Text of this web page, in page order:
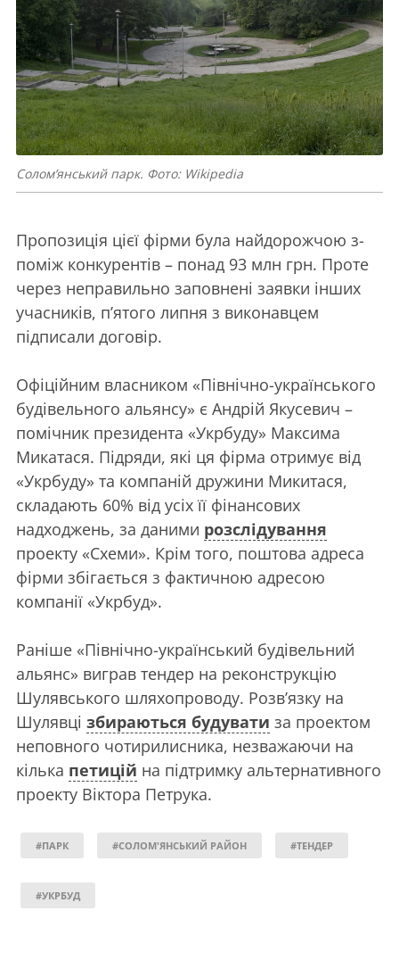
Солом’янський парк. Фото: Wikipedia
Пропозиція цієї фірми була найдорожчою з-
поміж конкурентів – понад 93 млн грн. Проте
через неправильно заповнені заявки інших
учасників, п’ятого липня з виконавцем
підписали договір.
Офіційним власником «Північно-українського
будівельного альянсу» є Андрій Якусевич –
помічник президента «Укрбуду» Максима
Микатася. Підряди, які ця фірма отримує від
«Укрбуду» та компаній дружини Микитася,
складають 60% від усіх її фінансових
надходжень, за даними розслідування
проекту «Схеми». Крім того, поштова адреса
фірми збігається з фактичною адресою
компанії «Укрбуд».
Раніше «Північно-український будівельний
альянс» виграв тендер на реконструкцію
Шулявського шляхопроводу. Розв’язку на
Шулявці збираються будувати за проектом
неповного чотирилисника, незважаючи на
кілька петицій на підтримку альтернативного
проекту Віктора Петрука.
#ПАРК #СОЛОМ'ЯНСЬКИЙ РАЙОН #ТЕНДЕР
#УКРБУД